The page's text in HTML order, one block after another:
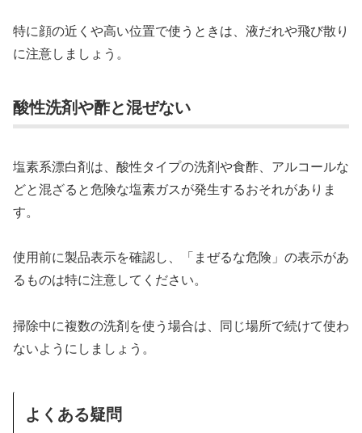
特に顔の近くや高い位置で使うときは、液だれや飛び散り
に注意しましょう。
酸性洗剤や酢と混ぜない
塩素系漂白剤は、酸性タイプの洗剤や食酢、アルコールな
どと混ざると危険な塩素ガスが発生するおそれがありま
す。
使用前に製品表示を確認し、「まぜるな危険」の表示があ
るものは特に注意してください。
掃除中に複数の洗剤を使う場合は、同じ場所で続けて使わ
ないようにしましょう。
よくある疑問